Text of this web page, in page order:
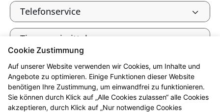
Telefonservice
Tierarzneimittel
Verbandkasten, Haus- und
Reiseapotheke
Vorträge und Seminare
Cookie Zustimmung
Auf unserer Website verwenden wir Cookies, um Inhalte und
Angebote zu optimieren. Einige Funktionen dieser Website
benötigen Ihre Zustimmung, um einwandfrei zu funktionieren.
Sie können durch Klick auf „Alle Cookies zulassen“ alle Cookies
akzeptieren, durch Klick auf „Nur notwendige Cookies